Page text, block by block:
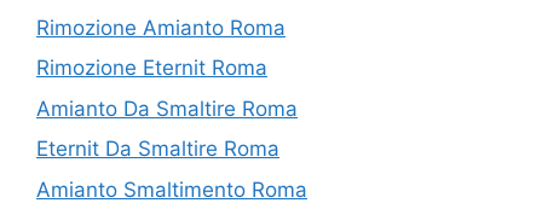
Rimozione Amianto Roma
Rimozione Eternit Roma
Amianto Da Smaltire Roma
Eternit Da Smaltire Roma
Amianto Smaltimento Roma